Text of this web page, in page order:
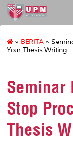
127
» BERITA »
Your Thesis Writing
Seminar
Stop
Thesis